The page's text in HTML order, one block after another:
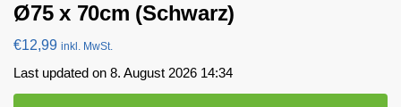
Ø75 x 70cm (Schwarz)
€12,99 inkl. MwSt.
Last updated on 8. August 2026 14:34